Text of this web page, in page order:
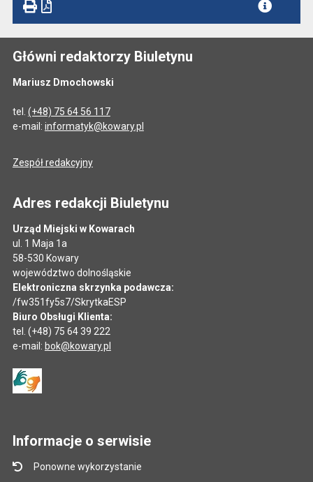
Główni redaktorzy Biuletynu
Mariusz Dmochowski
tel. (+48) 75 64 56 117
e-mail: informatyk@kowary.pl
Zespół redakcyjny
Adres redakcji Biuletynu
Urząd Miejski w Kowarach
ul. 1 Maja 1a
58-530 Kowary
województwo dolnośląskie
Elektroniczna skrzynka podawcza:
/fw351fy5s7/SkrytkaESP
Biuro Obsługi Klienta:
tel. (+48) 75 64 39 222
e-mail: bok@kowary.pl
Informacje o serwisie
Ponowne wykorzystanie